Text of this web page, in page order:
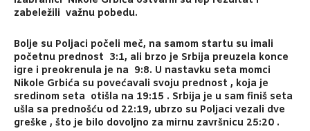
zabeležili važnu pobedu.
Bolje su Poljaci počeli meč, na samom startu su imali
početnu prednost 3:1, ali brzo je Srbija preuzela konce
igre i preokrenula je na 9:8. U nastavku seta momci
Nikole Grbića su povećavali svoju prednost , koja je
sredinom seta otišla na 19:15 . Srbija je u sam finiš seta
ušla sa prednošću od 22:19, ubrzo su Poljaci vezali dve
greške , što je bilo dovoljno za mirnu završnicu 25:20 .